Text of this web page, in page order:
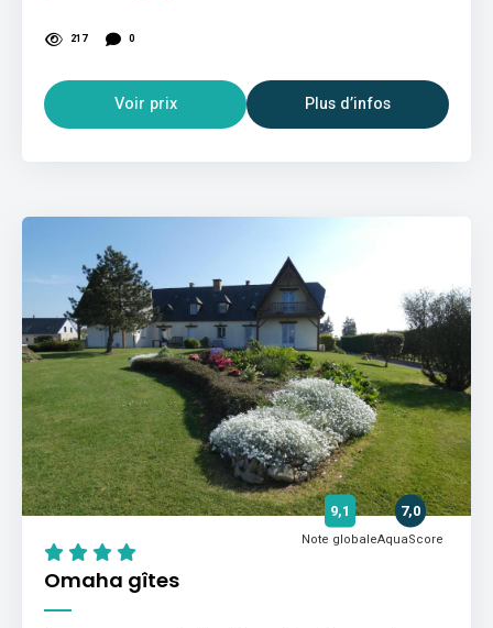
217 0
Voir prix Plus d’infos
Omaha gîtes
9,1
Note globale
7,0
AquaScore